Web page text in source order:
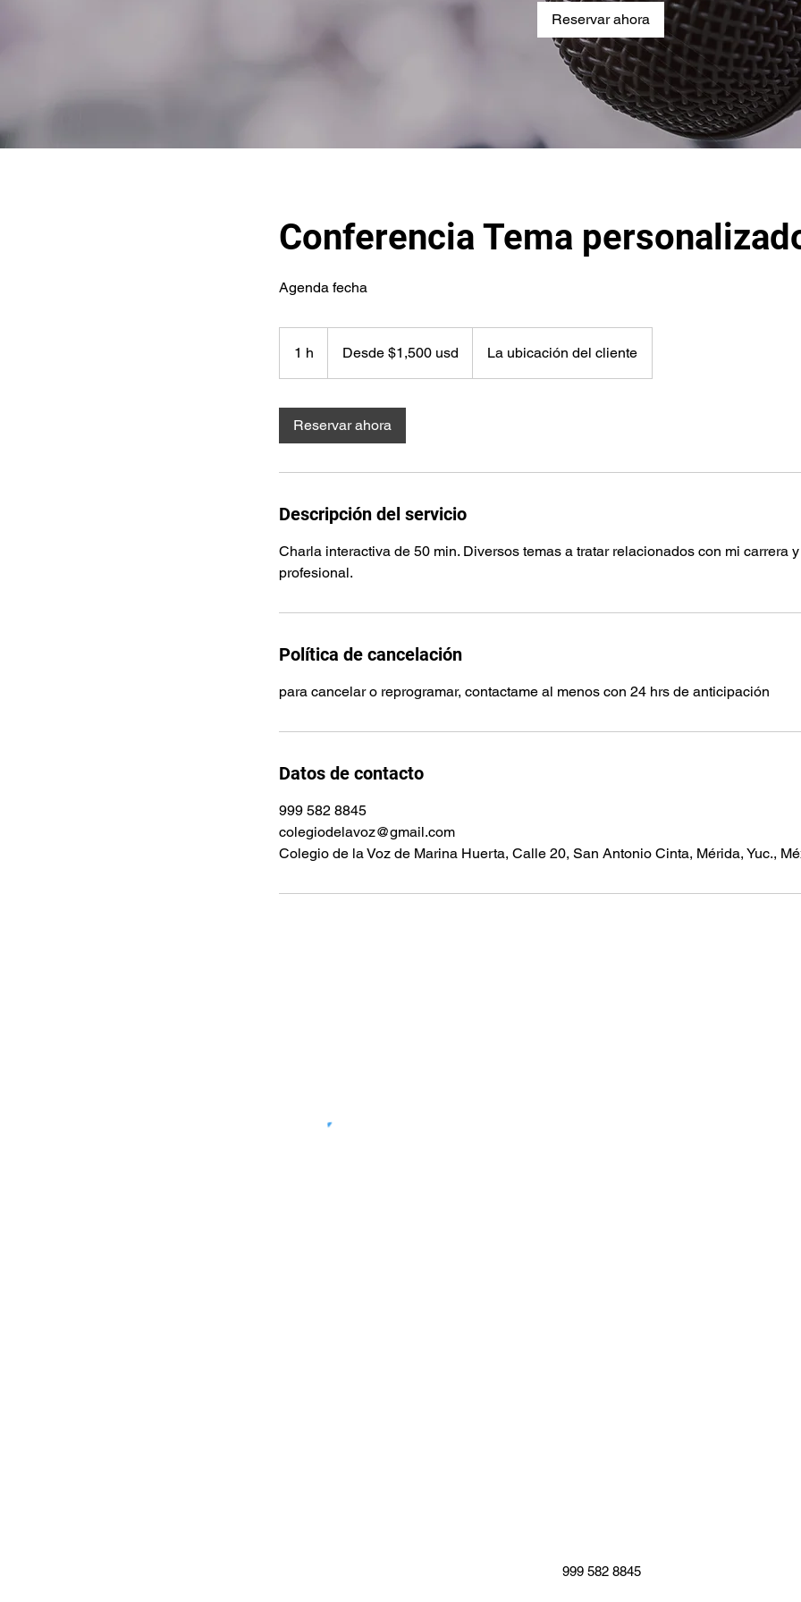
Reservar ahora
Conferencia Tema
Agenda fecha
1 h Desde $1,500 usd La ubicación del cliente
Reservar ahora
Descripción del servicio
Charla interactiva de 50 min. Diversos temas a tratar relacionados con mi carrera
profesional.
Política de cancelación
para cancelar o reprogramar, contactame al menos con 24 hrs de anticipación
Datos de contacto
999 582 8845
colegiodelavoz@gmail.com
Colegio de la Voz de Marina Huerta, Calle 20, San Antonio Cinta, Mérida, Yuc.,
999 582 8845